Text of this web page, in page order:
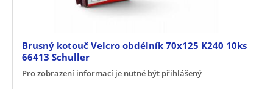
Brusný kotouč Velcro obdélník 70x125 K240 10ks
66413 Schuller
Pro zobrazení informací je nutné být přihlášený